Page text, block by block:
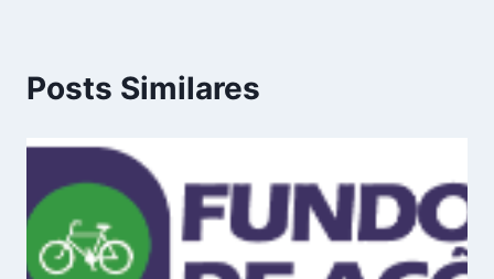
Posts Similares